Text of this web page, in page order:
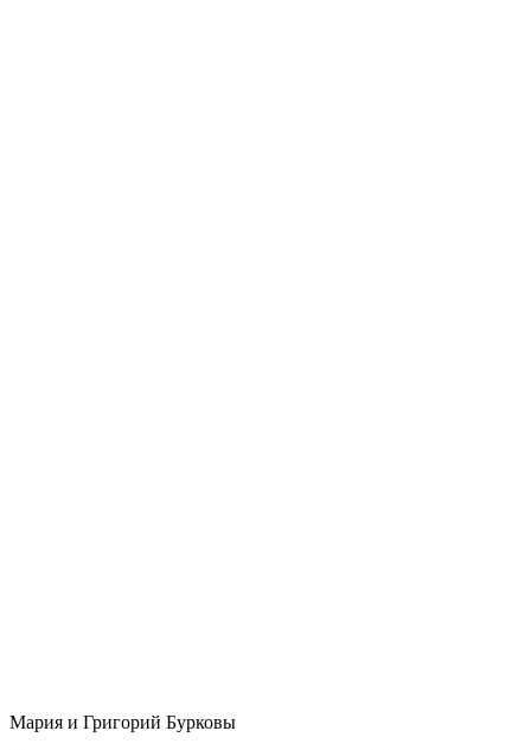
Мария и Григорий Бурковы